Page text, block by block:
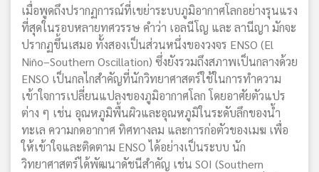
เมื่อพูดถึงปรากฏการณ์ที่เขย่าระบบภูมิอากาศโลกอย่างรุนแรง
ที่สุดในรอบหลายทศวรรษ คำว่า เอลนีโญ และ ลานีญา มักจะ
ปรากฏขึ้นเสมอ ทั้งสองเป็นส่วนหนึ่งของวงจร ENSO (El
Niño–Southern Oscillation) ซึ่งยังรวมถึงสภาพเป็นกลางด้วย
ENSO เป็นกลไกสำคัญที่นักวิทยาศาสตร์ใช้ในการทำความ
เข้าใจการเปลี่ยนแปลงของภูมิอากาศโลก โดยอาศัยตัวแปร
ต่าง ๆ เช่น อุณหภูมิพื้นผิวและอุณหภูมิในระดับลึกของน้ำ
ทะเล ความกดอากาศ ทิศทางลม และการก่อตัวของเมฆ เพื่อ
ให้เข้าใจและติดตาม ENSO ได้อย่างเป็นระบบ นัก
วิทยาศาสตร์ได้พัฒนาดัชนีสำคัญ เช่น SOI (Southern